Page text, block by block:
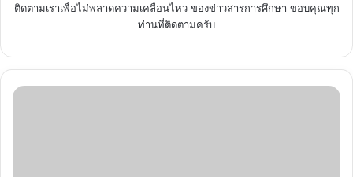
ติดตามเราเพื่อไม่พลาดความเคลื่อนไหว ของข่าวสารการศึกษา ขอบคุณทุก
ท่านที่ติดตามครับ
ตาราง